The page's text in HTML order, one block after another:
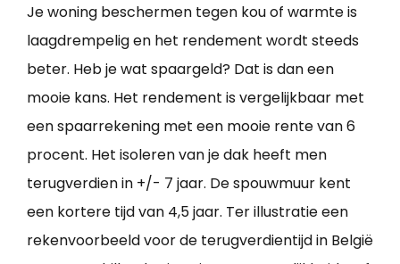
Je woning beschermen tegen kou of warmte is
laagdrempelig en het rendement wordt steeds
beter. Heb je wat spaargeld? Dat is dan een
mooie kans. Het rendement is vergelijkbaar met
een spaarrekening met een mooie rente van 6
procent. Het isoleren van je dak heeft men
terugverdien in +/- 7 jaar. De spouwmuur kent
een kortere tijd van 4,5 jaar. Ter illustratie een
rekenvoorbeeld voor de terugverdientijd in België